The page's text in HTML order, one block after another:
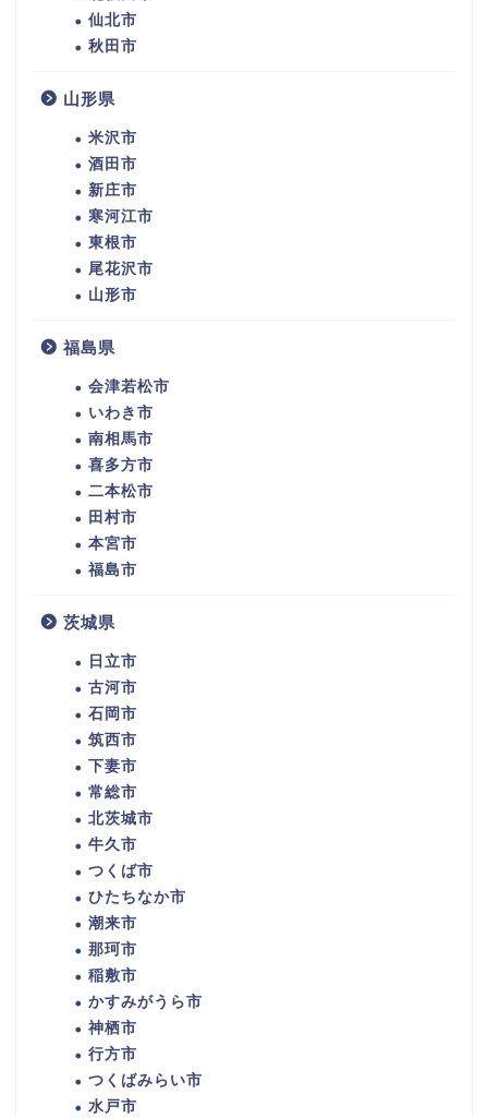
仙北市
秋田市
山形県
米沢市
酒田市
新庄市
寒河江市
東根市
尾花沢市
山形市
福島県
会津若松市
いわき市
南相馬市
喜多方市
二本松市
田村市
本宮市
福島市
茨城県
日立市
古河市
石岡市
筑西市
下妻市
常総市
北茨城市
牛久市
つくば市
ひたちなか市
潮来市
那珂市
稲敷市
かすみがうら市
神栖市
行方市
つくばみらい市
水戸市